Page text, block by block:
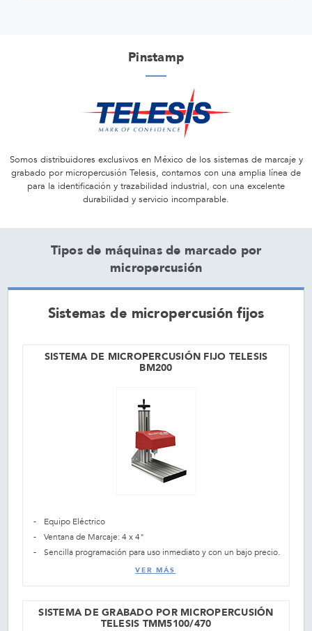
Pinstamp
Somos distribuidores exclusivos en México de los sistemas de marcaje y
grabado por micropercusión Telesis, contamos con una amplia línea de
para la identificación y trazabilidad industrial, con una excelente
durabilidad y servicio incomparable.
Tipos de máquinas de marcado por
micropercusión
Sistemas de micropercusión fijos
SISTEMA DE MICROPERCUSIÓN FIJO TELESIS
BM200
Equipo Eléctrico
Ventana de Marcaje: 4 x 4"
Sencilla programación para uso inmediato y con un bajo precio.
VER MÁS
SISTEMA DE GRABADO POR MICROPERCUSIÓN
TELESIS TMM5100/470